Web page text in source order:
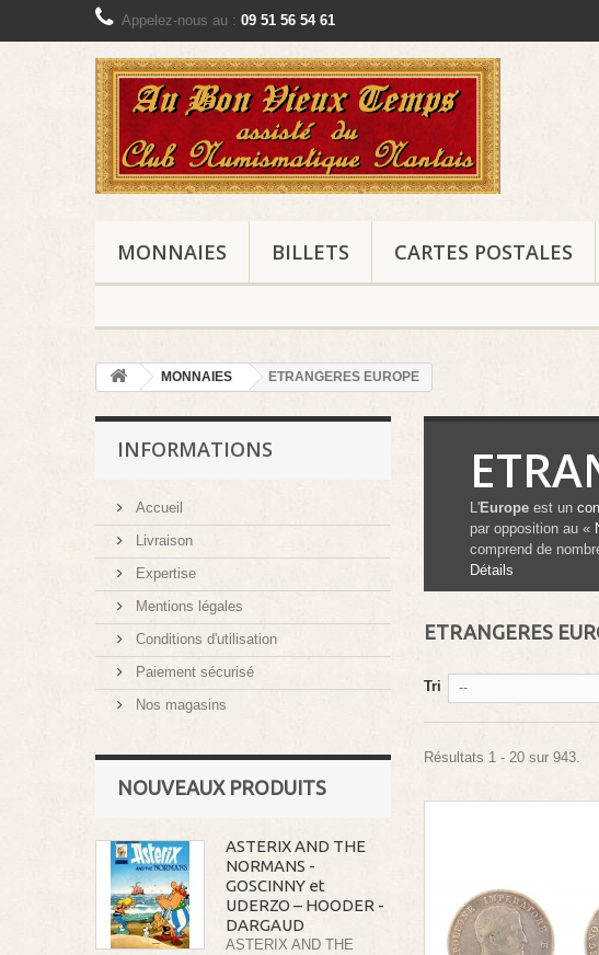
Appelez-nous au : 09 51 56 54 61
MONNAIES BILLETS CARTES POSTALES
MONNAIES ETRANGERES EUROPE
INFORMATIONS
Accueil
Livraison
Expertise
Mentions légales
Conditions d'utilisation
Paiement sécurisé
Nos magasins
NOUVEAUX PRODUITS
ASTERIX AND THE
NORMANS -
GOSCINNY et
UDERZO – HOODER -
DARGAUD
ASTERIX AND THE
L'Europe est un
par opposition au «
comprend de
Détails
ETRANGERES
Tri --
Résultats 1 - 20 sur 943.